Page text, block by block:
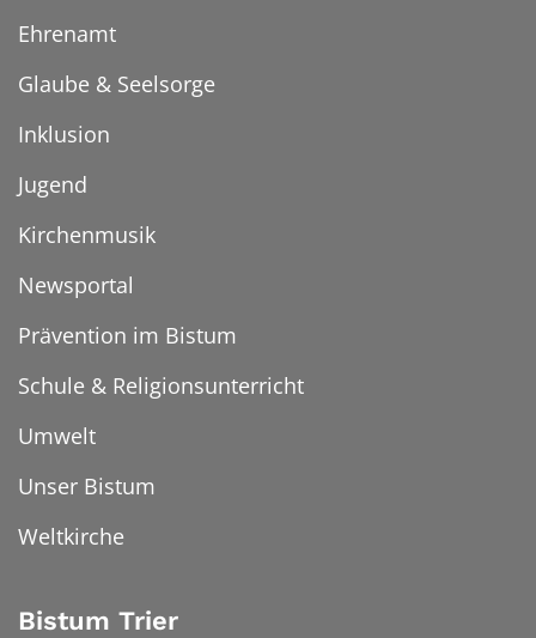
Ehrenamt
Glaube & Seelsorge
Inklusion
Jugend
Kirchenmusik
Newsportal
Prävention im Bistum
Schule & Religionsunterricht
Umwelt
Unser Bistum
Weltkirche
Bistum Trier